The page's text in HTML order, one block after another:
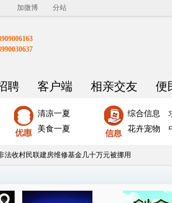
加微博 分站
聘 客户端 相亲交友 便
清凉一夏
美食一夏
综合信息
花卉宠物
法收村民联建房维修基金几十万元被挪用